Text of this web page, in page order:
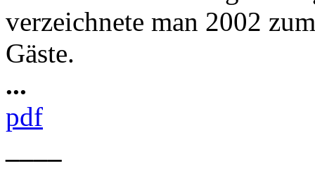
verzeichnete man 2002
Gäste.
...
pdf